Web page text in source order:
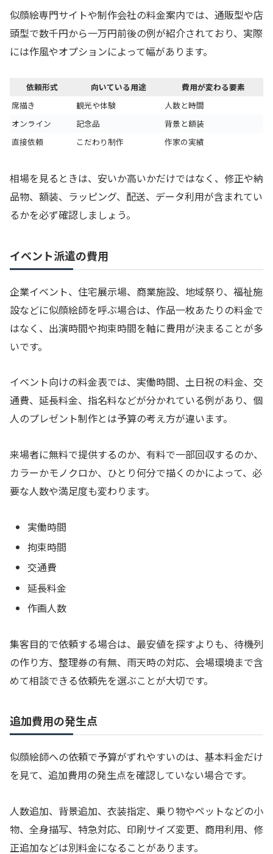
似顔絵専門サイトや制作会社の料金案内では、通販型や店
頭型で数千円から一万円前後の例が紹介されており、実際
には作風やオプションによって幅があります。
依頼形式 向いている用途
費用が変わる要素
席描き
観光や体験
人数と時間
オンライン
記念品
背景と額装
直接依頼
こだわり制作 作家の実績
相場を見るときは、安いか高いかだけではなく、修正や納
品物、額装、ラッピング、配送、データ利用が含まれてい
るかを必ず確認しましょう。
イベント派遣の費用
企業イベント、住宅展示場、商業施設、地域祭り、福祉施
設などに似顔絵師を呼ぶ場合は、作品一枚あたりの料金で
はなく、出演時間や拘束時間を軸に費用が決まることが多
いです。
イベント向けの料金表では、実働時間、土日祝の料金、交
通費、延長料金、指名料などが分かれている例があり、個
人のプレゼント制作とは予算の考え方が違います。
来場者に無料で提供するのか、有料で一部回収するのか、
カラーかモノクロか、ひとり何分で描くのかによって、必
要な人数や満足度も変わります。
実働時間
拘束時間
交通費
延長料金
作画人数
集客目的で依頼する場合は、最安値を探すよりも、待機列
の作り方、整理券の有無、雨天時の対応、会場環境まで含
めて相談できる依頼先を選ぶことが大切です。
追加費用の発生点
似顔絵師への依頼で予算がずれやすいのは、基本料金だけ
を見て、追加費用の発生点を確認していない場合です。
人数追加、背景追加、衣装指定、乗り物やペットなどの小
物、全身描写、特急対応、印刷サイズ変更、商用利用、修
正追加などは別料金になることがあります。